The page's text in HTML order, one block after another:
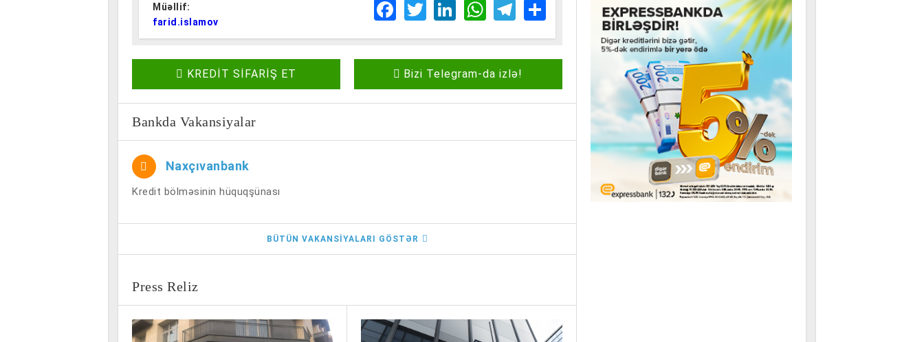
Müəllif:
farid.islamov
Facebook
TwitterLinkedIn
WhatsApp
Telegram
Share
KREDİT SİFARİŞ ET Bizi Telegram-da izlə!
Bankda Vakansiyalar
Naxçıvanbank
Kredit bölməsinin hüquqşünası
BÜTÜN VAKANSIYALARI GÖSTƏR
Press Reliz